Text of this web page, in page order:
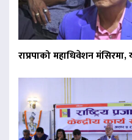
राप्रपाको महाधिवेशन